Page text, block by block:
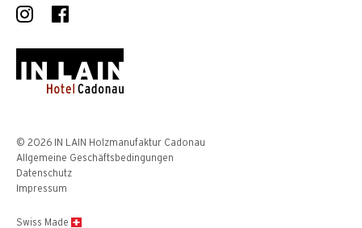
© 2026 IN LAIN Holzmanufaktur Cadonau
Allgemeine Geschäftsbedingungen
Datenschutz
Impressum
Swiss Made